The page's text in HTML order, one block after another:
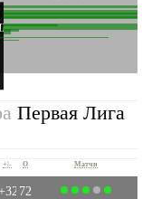
2016-2017
Первая Лига
+|- О Матчи
72